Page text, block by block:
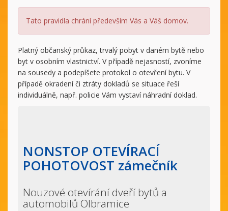
Tato pravidla chrání především Vás a Váš domov.
Platný občanský průkaz, trvalý pobyt v daném bytě nebo
byt v osobním vlastnictví. V případě nejasností, zvoníme
na sousedy a podepíšete protokol o otevření bytu. V
případě okradení či ztráty dokladů se situace řeší
individuálně, např. policie Vám vystaví náhradní doklad.
NONSTOP OTEVÍRACÍ
POHOTOVOST zámečník
Nouzové otevírání dveří bytů a
automobilů Olbramice